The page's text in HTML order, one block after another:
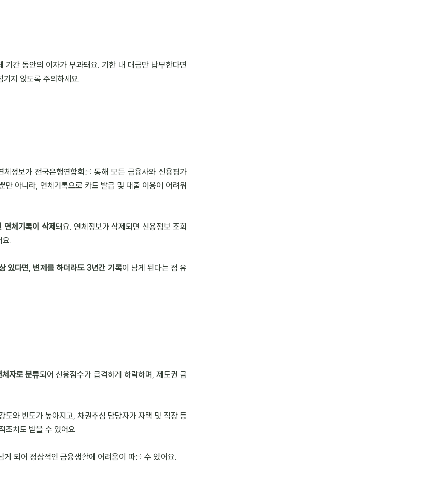
간 동안의 이자가 부과돼요. 기한 내 대금만 납부한다면
지 않도록 주의하세요.
정보가 전국은행연합회를 통해 모든 금융사와 신용평가
아니라, 연체기록으로 카드 발급 및 대출 이용이 어려워
연체기록이 삭제돼요. 연체정보가 삭제되면 신용정보 조회
.
있다면, 변제를 하더라도 3년간 기록이 남게 된다는 점 유
체자로 분류되어 신용점수가 급격하게 하락하며, 제도권 금
와 빈도가 높아지고, 채권추심 담당자가 자택 및 직장 등
조치도 받을 수 있어요.
게 되어 정상적인 금융생활에 어려움이 따를 수 있어요.